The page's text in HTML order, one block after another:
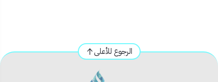
🔩جسم من معدن قوي مقاوم للكسر
مزود بمفاتيح عملية وسهلة الاستخدام
مناسب للاستخدام الداخلي والخارجي
الرجوع للأعلى